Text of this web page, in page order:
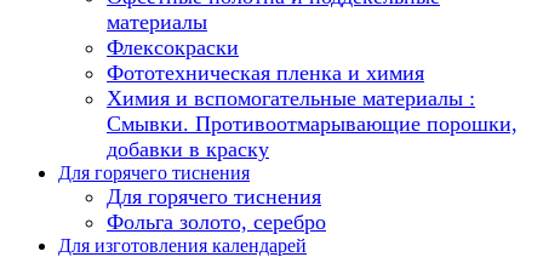
материалы
Флексокраски
Фототехническая пленка и химия
Химия и вспомогательные материалы :
Смывки. Противоотмарывающие порошки,
добавки в краску
Для горячего тиснения
Для горячего тиснения
Фольга золото, серебро
Для изготовления календарей